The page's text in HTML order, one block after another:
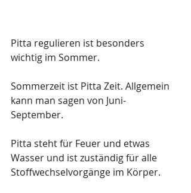
Pitta regulieren ist besonders
wichtig im Sommer.
Sommerzeit ist Pitta Zeit. Allgemein
kann man sagen von Juni-
September.
Pitta steht für Feuer und etwas
Wasser und ist zuständig für alle
Stoffwechselvorgänge im Körper.